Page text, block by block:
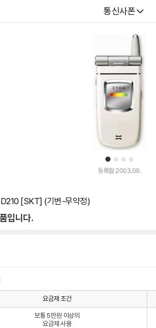
다나와
통신사폰
1 2 3 4
등록월 2003.09.
[SKT] (기변-무약정)
입니다.
요금제 조건
보통 5만원 이상의
요금제 사용